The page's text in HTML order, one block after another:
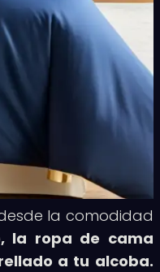
la comodidad
la ropa de cama
a tu alcoba.